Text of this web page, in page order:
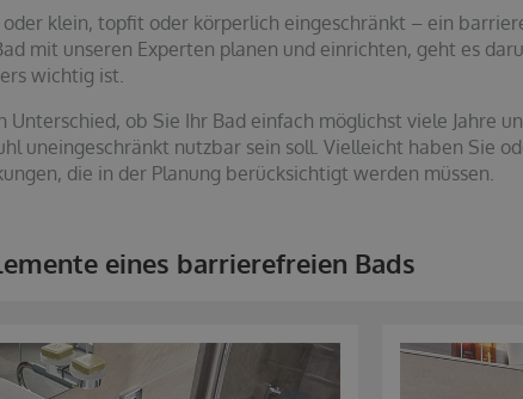
klein, topfit oder körperlich eingeschränkt – ein
mit unseren Experten planen und einrichten, geht es
wichtig ist.
Unterschied, ob Sie Ihr Bad einfach möglichst viele Jahre
uneingeschränkt nutzbar sein soll. Vielleicht haben Sie
die in der Planung berücksichtigt werden müssen.
eines barrierefreien Bads